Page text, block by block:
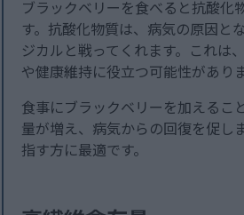
ブラックベリーを食べると抗酸化
す。抗酸化物質は、病気の原因と
ジカルと戦ってくれます。これは
や健康維持に役立つ可能性がありま
食事にブラックベリーを加えるこ
量が増え、病気からの回復を促し
指す方に最適です。